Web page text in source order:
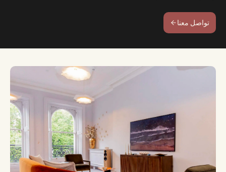
تواصل معنا